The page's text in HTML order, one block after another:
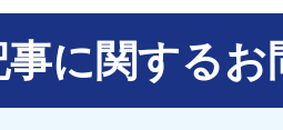
事に関する